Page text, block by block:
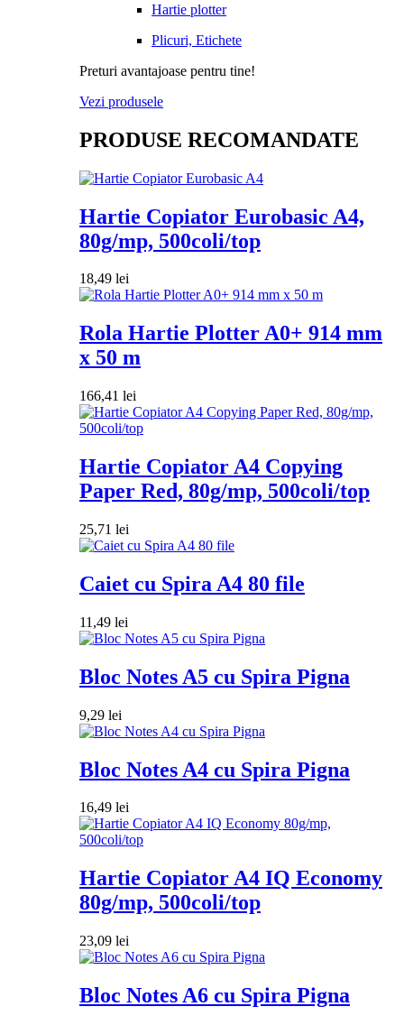
Hartie plotter
Plicuri, Etichete
Preturi avantajoase pentru tine!
Vezi produsele
PRODUSE RECOMANDATE
Hartie Copiator Eurobasic A4,
80g/mp, 500coli/top
18,49 lei
Rola Hartie Plotter A0+ 914 mm
x 50 m
166,41 lei
Hartie Copiator A4 Copying
Paper Red, 80g/mp, 500coli/top
25,71 lei
Caiet cu Spira A4 80 file
11,49 lei
Bloc Notes A5 cu Spira Pigna
9,29 lei
Bloc Notes A4 cu Spira Pigna
16,49 lei
Hartie Copiator A4 IQ Economy
80g/mp, 500coli/top
23,09 lei
Bloc Notes A6 cu Spira Pigna